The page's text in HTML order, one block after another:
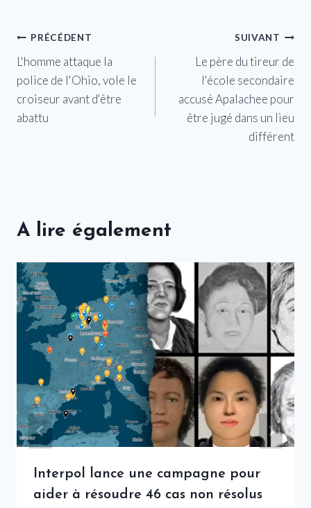
Navigation
de
l’article
PRÉCÉDENT
L'homme attaque la
police de l'Ohio, vole le
croiseur avant d'être
abattu
SUIVANT
Le père du tireur de
l'école secondaire
accusé Apalachee pour
être jugé dans un lieu
différent
A lire également
Interpol lance une campagne pour
aider à résoudre 46 cas non résolus